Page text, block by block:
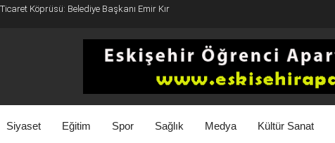
Köprüsü: Belediye Başkanı Emir Kır
Siyaset Eğitim Spor Sağlık Medya Kültür Sanat